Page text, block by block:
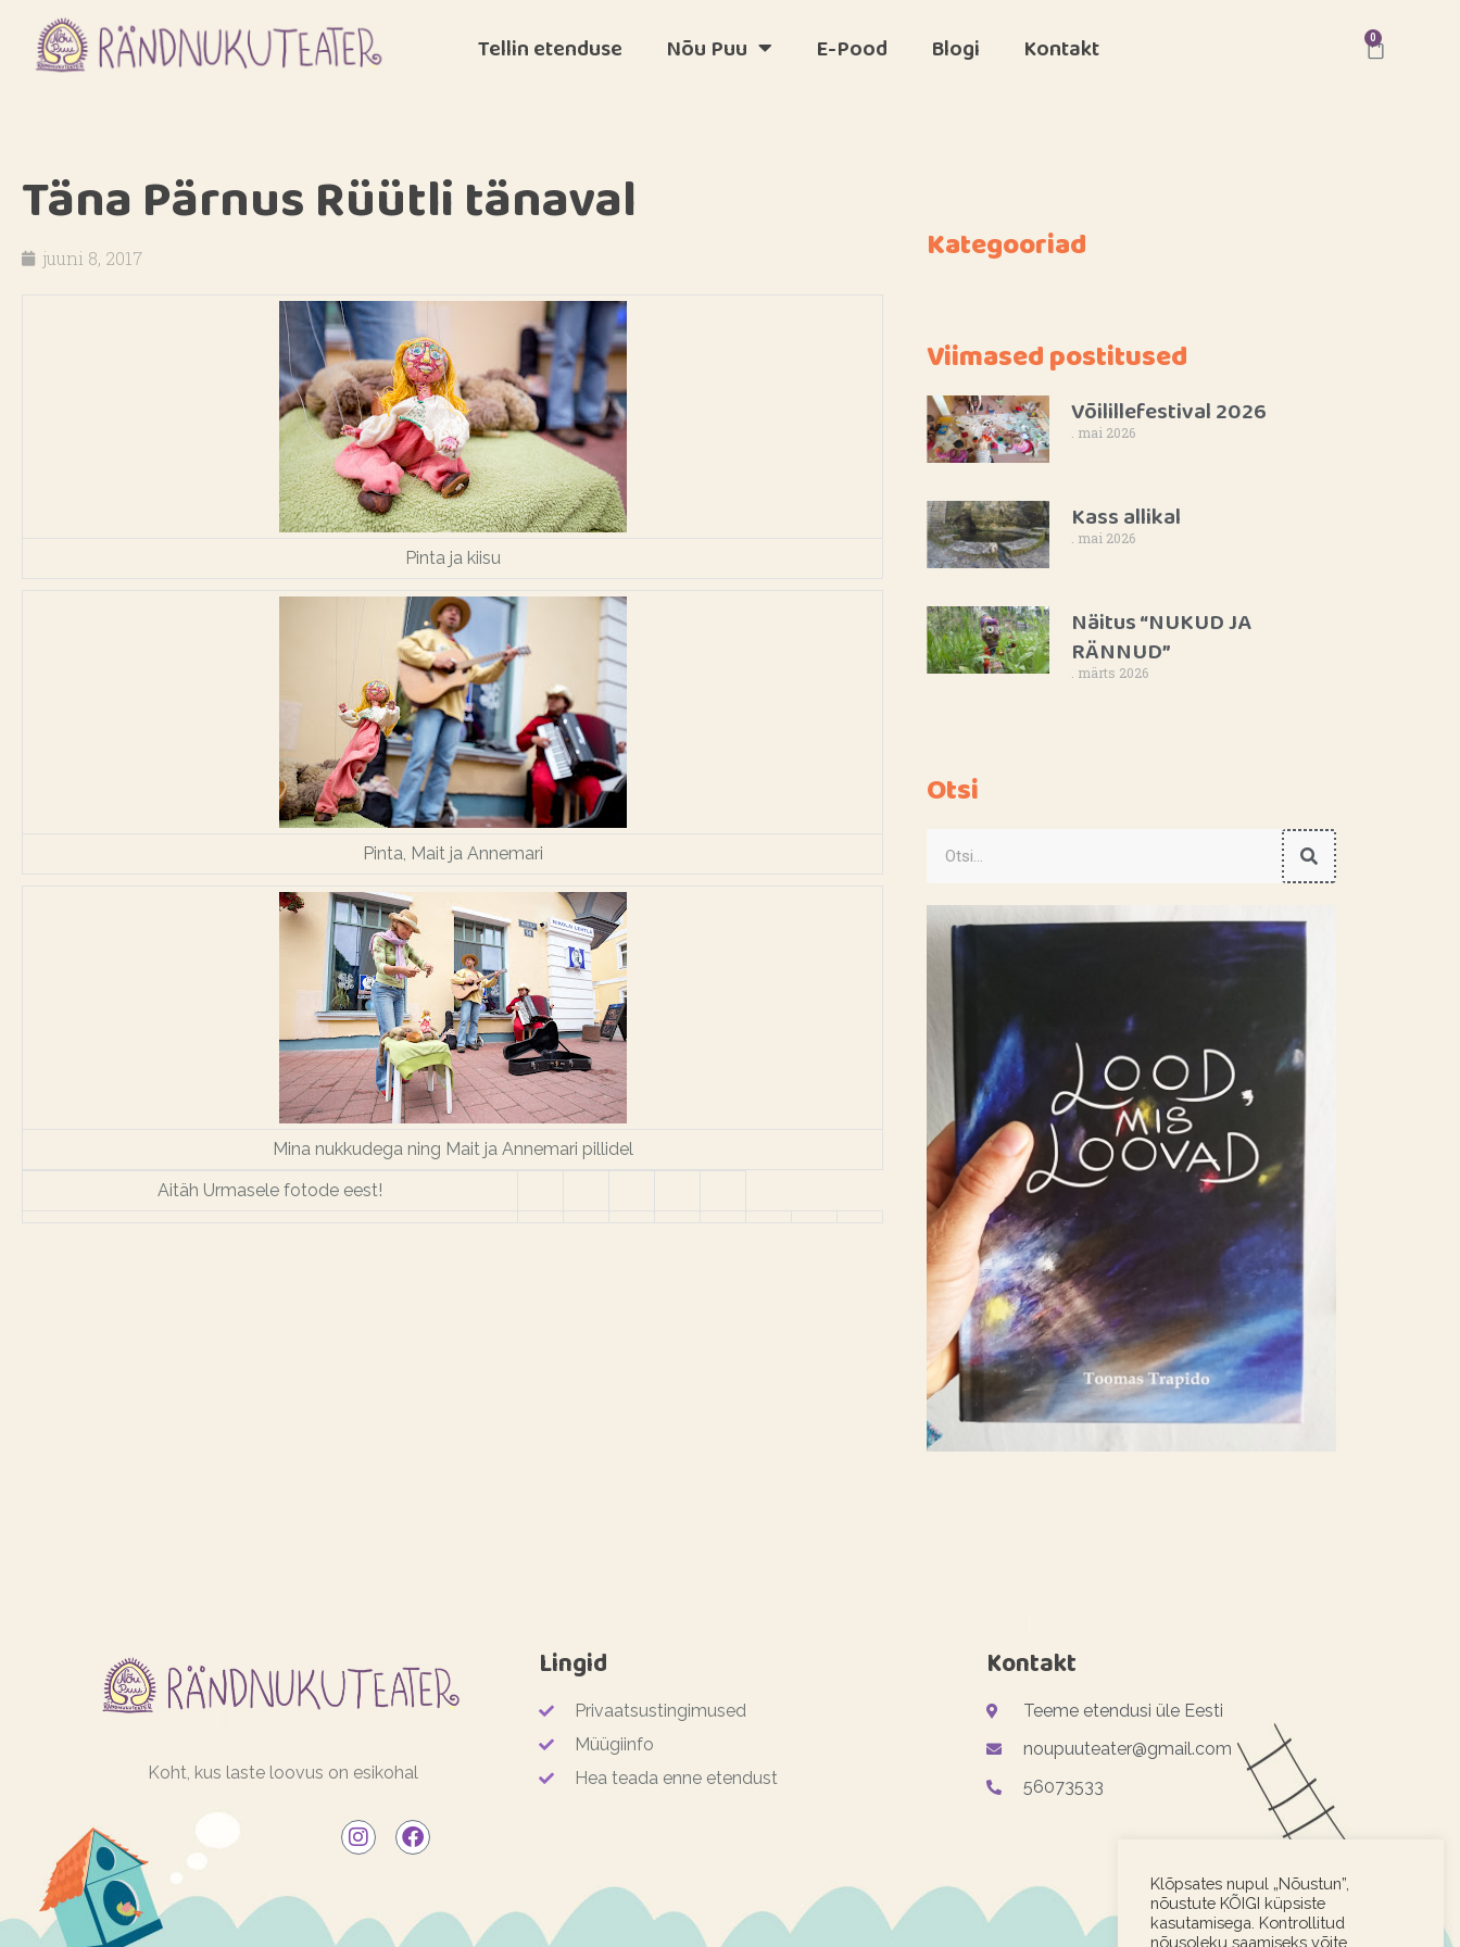
Tellin etenduse Nõu Puu E-Pood Blogi Kontakt 0
Täna Pärnus Rüütli tänaval
juuni 8, 2017
Pinta ja kiisu
Pinta, Mait ja Annemari
Mina nukkudega ning Mait ja Annemari pillidel
Aitäh Urmasele fotode eest!
Kategooriad
Viimased postitused
Võilillefestival 2026
. mai 2026
Kass allikal
. mai 2026
Näitus “NUKUD JA
RÄNNUD”
. märts 2026
Otsi
Koht, kus laste loovus on esikohal
Lingid
Privaatsustingimused
Müügiinfo
Hea teada enne etendust
Kontakt
Teeme etendusi üle Eesti
noupuuteater@gmail.com
56073533
Klõpsates nupul „Nõustun”,
nõustute KÕIGI küpsiste
kasutamisega. Kontrollitud
nõusoleku saamiseks võite